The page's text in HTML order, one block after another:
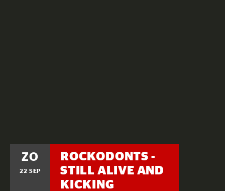
ZO
22 SEP
ROCKODONTS -
STILL ALIVE AND
KICKING